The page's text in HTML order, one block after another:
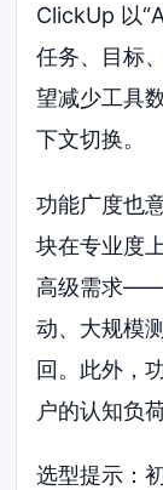
ClickUp 以
任务、目标
望减少工具
下文切换。
功能广度也
块在专业度
高级需求——
动、大规模
回。此外，
户的认知负
选型提示：